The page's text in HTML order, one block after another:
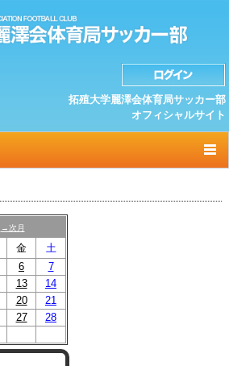
拓殖大学麗澤会体育局サッカー部
オフィシャルサイト
→次月
金
土
6
7
13
14
20
21
27
28